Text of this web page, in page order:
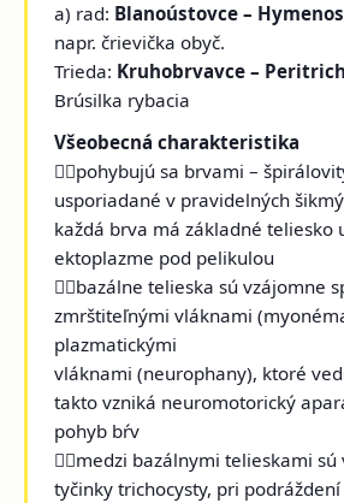
a) rad: Blanoústovce –
napr. črievička obyč.
Trieda: Kruhobrvavce –
Brúsilka rybacia
Všeobecná charakteristika
pohybujú sa brvami –
usporiadané v pravidelných
každá brva má základné teliesko
ektoplazme pod pelikulou
bazálne telieska sú vzájomne
zmrštiteľnými vláknami
plazmatickými
vláknami (neurophany), ktoré
takto vzniká neuromotorický
pohyb bŕv
medzi bazálnymi telieskami sú
tyčinky trichocysty, pri